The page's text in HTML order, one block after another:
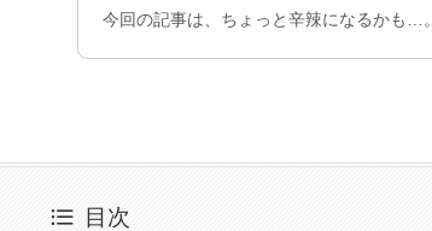
今回の記事は、ちょっと辛辣になるかも…。
目次